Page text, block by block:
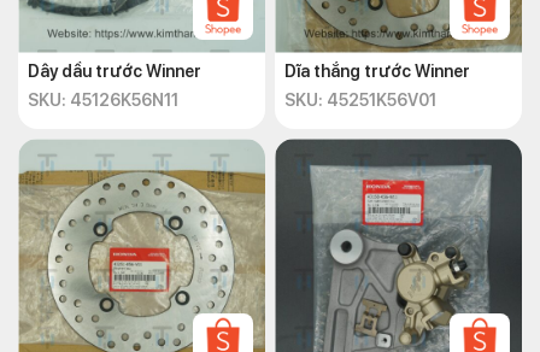
Dây dầu trước Winner
SKU: 45126K56N11
Dĩa thắng trước Winner
SKU: 45251K56V01